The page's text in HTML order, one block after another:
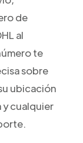
de
al
te
sobre
ubicación
cualquier